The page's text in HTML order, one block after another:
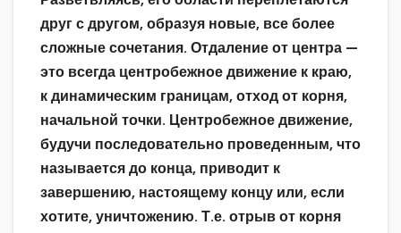
друг с другом, образуя новые, все более
сложные сочетания. Отдаление от центра —
это всегда центробежное движение к краю,
к динамическим границам, отход от корня,
начальной точки. Центробежное движение,
будучи последовательно проведенным, что
называется до конца, приводит к
завершению, настоящему концу или, если
хотите, уничтожению. Т.е. отрыв от корня